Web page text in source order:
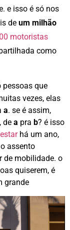
e isso é só nos
de um milhão
motoristas
como
pessoas que
vezes, elas
a. se é assim,
de a pra b? é isso
há um ano,
assento
de mobilidade. o
quiserem, é
grande